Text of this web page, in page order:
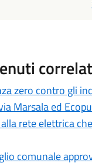
zero contro gli
Marsala ed
rete elettrica
comunale